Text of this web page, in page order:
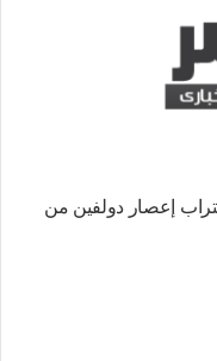
إعصار دولفين من